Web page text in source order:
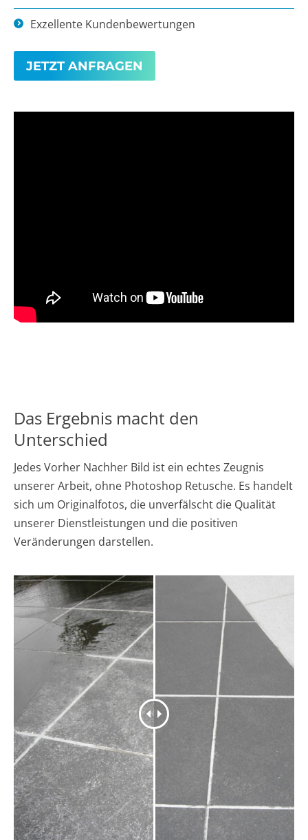
Exzellente Kundenbewertungen
JETZT ANFRAGEN
Das Ergebnis macht den
Unterschied
Jedes Vorher Nachher Bild ist ein echtes Zeugnis
unserer Arbeit, ohne Photoshop Retusche. Es handelt
sich um Originalfotos, die unverfälscht die Qualität
unserer Dienstleistungen und die positiven
Veränderungen darstellen.